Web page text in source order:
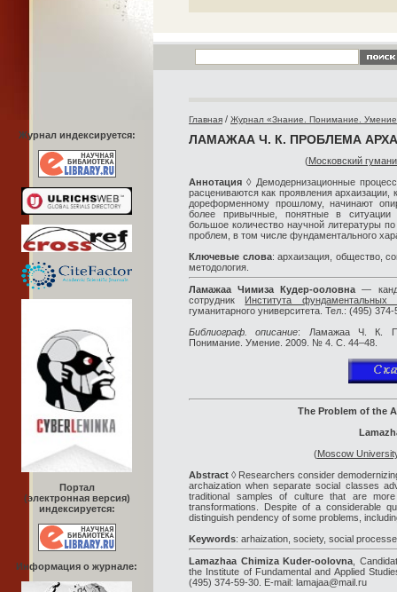
Журнал индексируется:
Портал
(электронная версия)
индексируется:
Информация о журнале:
Главная / Журнал «Знание. Понимание.
ЛАМАЖАА Ч. К. ПРОБЛЕМА
(Московский
Аннотация ◊ Демодернизационные
расцениваются как проявления
дореформенному прошлому, начинают
более привычные, понятные в
большое количество научной литературы
проблем, в том числе фундаментального
Ключевые слова: архаизация, общество,
методология.
Ламажаа Чимиза Кудер-ооловна —
сотрудник Института
гуманитарного университета. Тел.: (495)
Библиограф. описание: Ламажаа Ч. К.
Понимание. Умение. 2009. № 4. С. 44–48.
The Problem of the
(Moscow
Abstract ◊ Researchers consider
archaization when separate social classes
traditional samples of culture that are
transformations. Despite of a considerable
distinguish pendency of some problems,
Keywords: arhaization, society, social
Lamazhaa Chimiza Kuder-oolovna ,
the Institute of Fundamental and Applied
(495) 374-59-30. E-mail: lamajaa@mail.ru